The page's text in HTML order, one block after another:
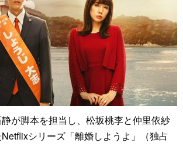
が脚本を担当し、松坂桃李と仲里依紗
シリーズ「離婚しようよ」（独占